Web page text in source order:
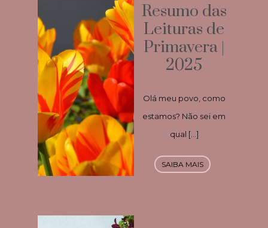
Resumo das
Leituras de
Primavera |
2025
Olá meu povo, como
estamos? Não sei em
qual […]
SAIBA MAIS